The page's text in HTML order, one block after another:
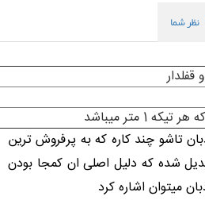
نظر شما
تاشو چند کاره که به پرفروش ترین
شده که دلیل اصلی ان کمجا بودن
میتوان اشاره کرد